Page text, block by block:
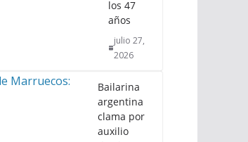
los 47
años
julio 27,
2026
Bailarina
argentina
clama por
auxilio